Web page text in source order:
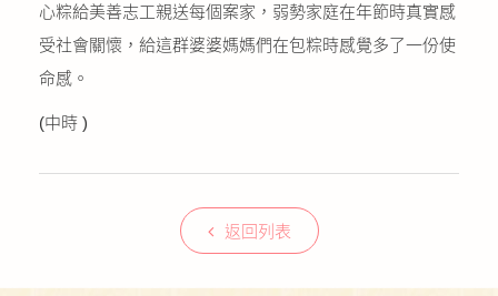
心粽給美善志工親送每個案家，弱勢家庭在年節時真實感
受社會關懷，給這群婆婆媽媽們在包粽時感覺多了一份使
命感。
(中時 )
返回列表